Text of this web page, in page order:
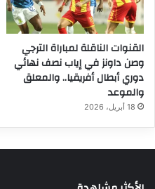
القنوات الناقلة لمباراة الترجي
وصن داونز في إياب نصف نهائي
دوري أبطال أفريقيا.. والمعلق
والموعد
18 أبريل، 2026